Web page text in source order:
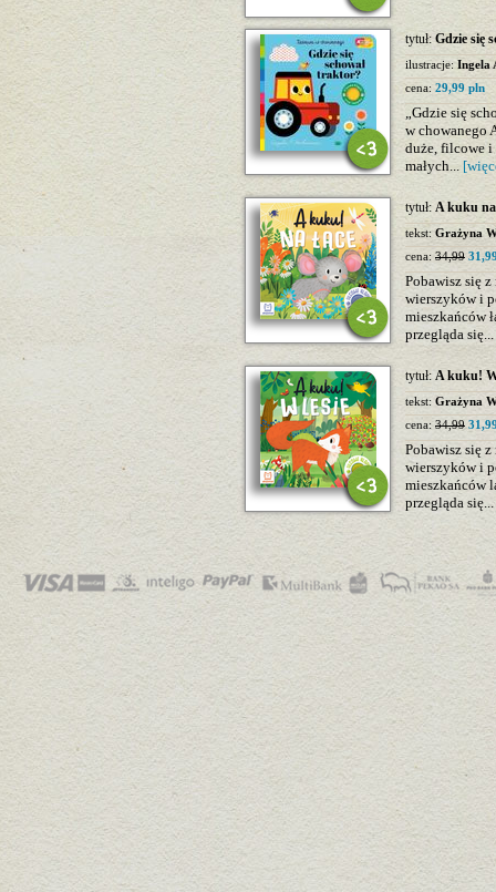
tytuł: Gdzie się
ilustracje:Ingela
cena: 29,99 pln
„Gdzie się
w chowanego
duże, filcowe i
małych...
tytuł: A kuku na
tekst: Grażyna
cena: 34,99
Pobawisz się
wierszyków i
mieszkańców
przegląda się...
tytuł: A kuku!
tekst: Grażyna
cena: 34,99
Pobawisz się
wierszyków i
mieszkańców
przegląda się...